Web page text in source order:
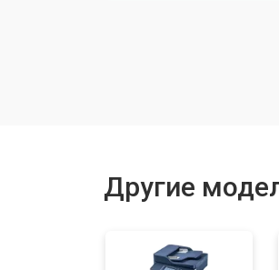
Другие